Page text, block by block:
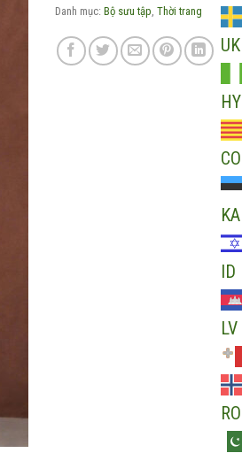
UK
HY
CO
KA
ID
LV
RO
Danh mục: Bộ sưu tập, Thời trang